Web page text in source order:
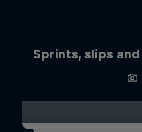
Sprints, slips